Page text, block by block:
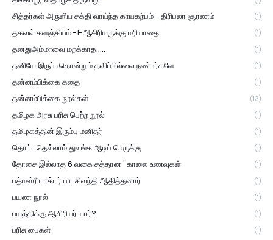
சித்தர்கள் அருளிய சக்தி வாய்ந்த காயகற்பம் - திரிபலா சூரணம் (1)
தகவல் களஞ்சியம் -1-ஆசிரியருக்கு மரியாதை. (1)
தனதுஅம்மாவை மறக்காத..... (1)
தனியே இருப்பதொன்றும் தவிப்பில்லை நண்பர்களே (1)
தன்னம்பிக்கை கதை (1)
தன்னம்பிக்கை நூல்கள் (13)
தமிழக அரசு பரிசு பெற்ற நூல் (1)
தமிழகத்தின் இரும்பு மனிதர் (1)
தொட்டதெல்லாம் துலங்க ஆடிப் பெருக்கு (1)
தோசை இல்லாத 6 வகை சத்தான ' காலை உணவுகள் (1)
பத்மஸ்ரீ டாக்டர் பா. சிவந்தி ஆதித்தனார் (1)
பயண நூல் (1)
பயத்திக்கு ஆசிரியர் யார்? (1)
பரிசு பைகள் (1)